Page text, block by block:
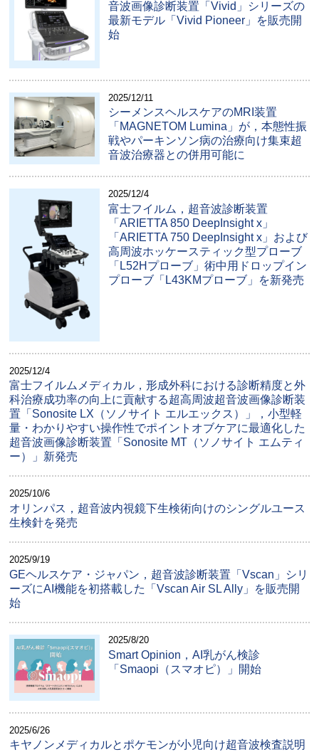
音波画像診断装置「Vivid」シリーズの
最新モデル「Vivid Pioneer」を販売開
始
2025/12/11
シーメンスヘルスケアのMRI装置
「MAGNETOM Lumina」が，本態性振
戦やパーキンソン病の治療向け集束超
音波治療器との併用可能に
2025/12/4
富士フイルム，超音波診断装置
「ARIETTA 850 DeepInsight x」
「ARIETTA 750 DeepInsight x」および
高周波ホッケースティック型プローブ
「L52Hプローブ」術中用ドロップイン
プローブ「L43KMプローブ」を新発売
2025/12/4
富士フイルムメディカル，形成外科における診断精度と外
科治療成功率の向上に貢献する超高周波超音波画像診断装
置「Sonosite LX（ソノサイト エルエックス）」，小型軽
量・わかりやすい操作性でポイントオブケアに最適化した
超音波画像診断装置「Sonosite MT（ソノサイト エムティ
ー）」新発売
2025/10/6
オリンパス，超音波内視鏡下生検術向けのシングルユース
生検針を発売
2025/9/19
GEヘルスケア・ジャパン，超音波診断装置「Vscan」シリ
ーズにAI機能を初搭載した「Vscan Air SL Ally」を販売開
始
2025/8/20
Smart Opinion，AI乳がん検診
「Smaopi（スマオピ）」開始
2025/6/26
キヤノンメディカルとポケモンが小児向け超音波検査説明